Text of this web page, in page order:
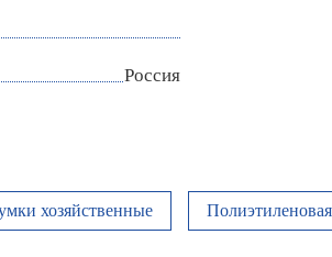
Россия
хозяйственные